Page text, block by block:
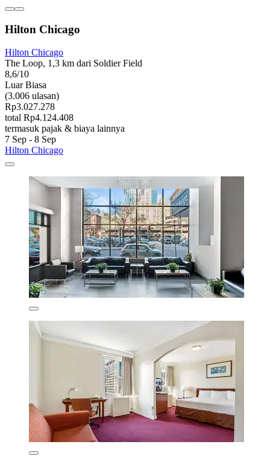
Hilton Chicago
Hilton Chicago
The Loop, 1,3 km dari Soldier Field
8,6/10
Luar Biasa
(3.006 ulasan)
Rp3.027.278
total Rp4.124.408
termasuk pajak & biaya lainnya
7 Sep - 8 Sep
Hilton Chicago